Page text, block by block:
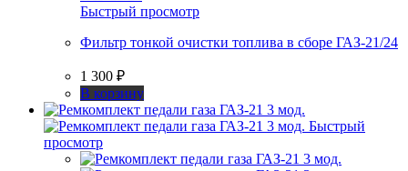
Быстрый просмотр
Фильтр тонкой очистки топлива в сборе ГАЗ-21/24
1 300 ₽
В корзину
Быстрый
просмотр